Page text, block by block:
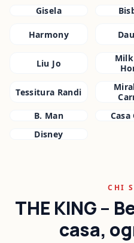
Gisela
Harmony
Liu Jo
Tessitura Randi
B. Man Casa
Disney
CHI
THE KING –
casa,